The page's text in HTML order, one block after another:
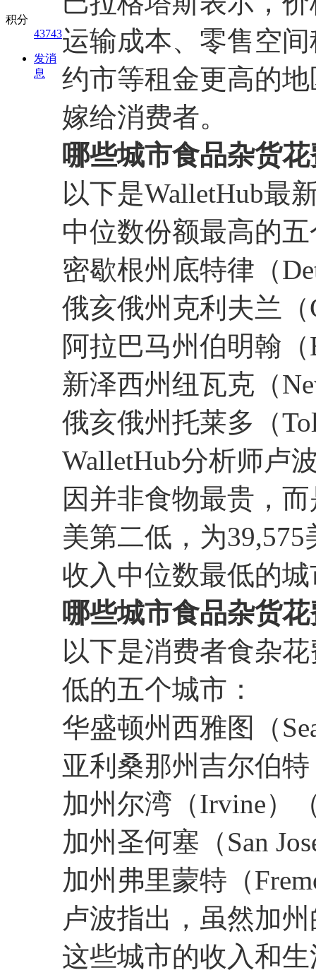
积分
43743
发消
息
运输成本、零售空
约市等租金更高的
嫁给消费者。
哪些城市食品杂货
以下是WalletHub最
中位数份额最高的
密歇根州底特律（
俄亥俄州克利夫兰（
阿拉巴马州伯明翰
新泽西州纽瓦克（
俄亥俄州托莱多（
WalletHub分析师卢
因并非食物最贵，
美第二低，为
收入中位数最低的
哪些城市食品杂货
以下是消费者食杂
低的五个城市：
华盛顿州西雅图（
亚利桑那州吉尔伯
加州尔湾（Irvine）
加州圣何塞（San
加州弗里蒙特（
卢波指出，虽然加
这些城市的收入和